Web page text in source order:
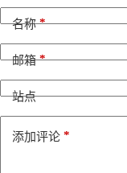
名称*
邮箱*
站点
添加评论 *
t
e
t
i